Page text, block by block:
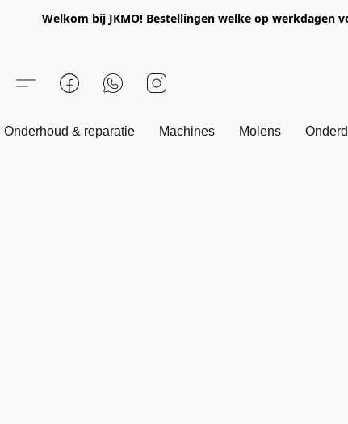
Welkom bij JKMO! Bestellingen welke op werkdagen
Onderhoud & reparatie Machines Molens